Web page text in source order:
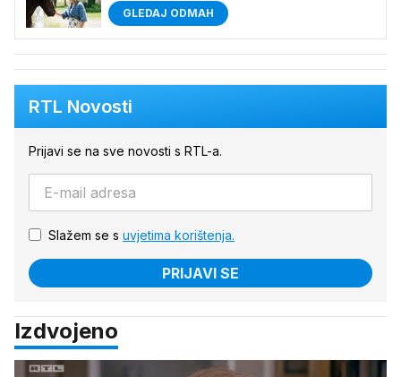
GLEDAJ ODMAH
RTL Novosti
Prijavi se na sve novosti s RTL-a.
Slažem se s uvjetima korištenja.
PRIJAVI SE
Izdvojeno